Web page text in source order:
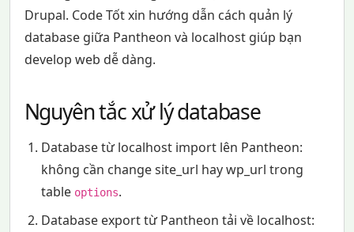
Drupal. Code Tốt xin hướng dẫn cách quản lý
database giữa Pantheon và localhost giúp bạn
develop web dễ dàng.
Nguyên tắc xử lý database
Database từ localhost import lên Pantheon:
không cần change site_url hay wp_url trong
table options.
Database export từ Pantheon tải về localhost: